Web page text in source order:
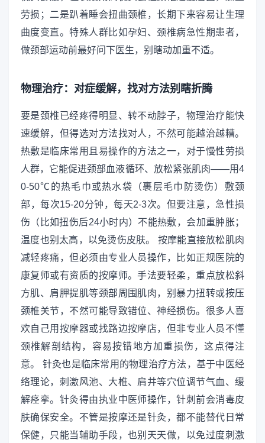
劳损；二是趴着睡会扭曲颈椎，长期下来容易让生理
曲度变直。特殊人群比如孕妇、颈椎病急性期患者，
做颈部运动前最好问下医生，别瞎动加重不适。
物理治疗：对症缓解，找对方法别瞎折腾
要是颈椎已经疼得明显、转不动脖子，物理治疗能快
速缓解，但得选对方法找对人，不然可能越治越糟。
热敷是临床常用且易操作的方法之一，对于慢性劳损
人群，它能促进颈部血液循环、放松紧张肌肉——用4
0-50℃的热毛巾或热水袋（裹层毛巾防烫伤）敷颈
部，每次15-20分钟，每天2-3次。但要注意，急性损
伤（比如扭伤后24小时内）不能热敷，会加重肿胀；
温度也别太高，以免烫伤皮肤。 按摩能直接放松肌肉
减轻疼痛，但必须由专业人员操作，比如正规医院的
康复师或有资质的按摩师。手法要轻柔，重点放松斜
方肌、肩胛提肌等颈部周围肌肉，别暴力扭转或按压
颈椎关节，不然可能导致错位、神经损伤。很多人喜
欢自己用按摩器或找路边按摩店，但非专业人员不懂
颈椎解剖结构，容易按错地方加重损伤，这点得注
意。 针灸也是临床常用的物理治疗方法，基于中医经
络理论，刺激风池、大椎、肩井等穴位调节气血、缓
解痉挛。针灸得由执业中医师操作，针刺前会消毒皮
肤确保安全。不管是按摩还是针灸，都不能替代日常
保健，只能当辅助手段，也别天天做，以免过度刺激